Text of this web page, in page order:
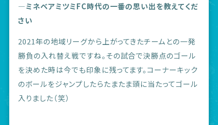
―ミネベアミツミFC時代の一番の思い出を教えてくだ
さい
2021年の地域リーグから上がってきたチームとの一発
勝負の入れ替え戦ですね。その試合で決勝点のゴール
を決めた時は今でも印象に残ってます。コーナーキック
のボールをジャンプしたらたまたま頭に当たってゴール
入りました（笑）